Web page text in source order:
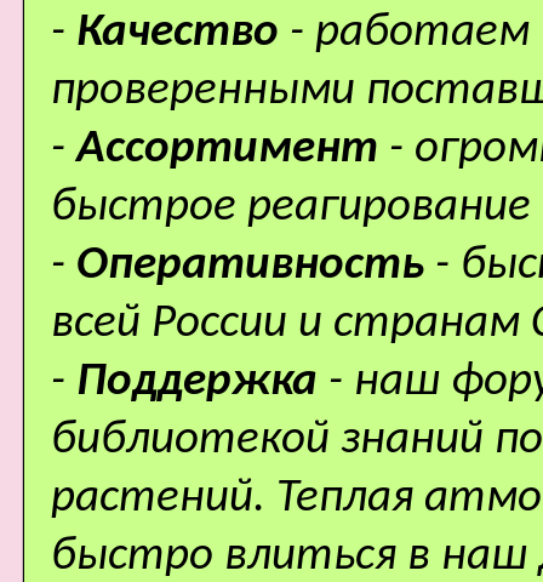
- Качество - работаем
проверенными
-Ассортимент -
быстрое
- Оперативность -
всей России и странам
- Поддержка - наш
библиотекой знаний
растений. Теплая
быстро влиться в